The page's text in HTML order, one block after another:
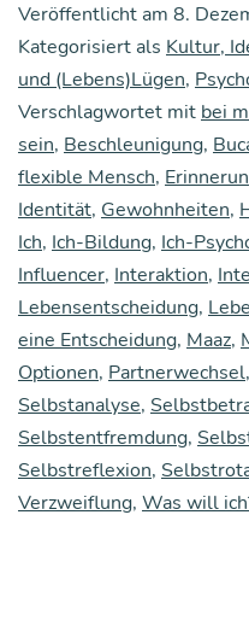
Veröffentlicht am 8.
Kategorisiert als Kultur,
und (Lebens)Lügen,
Verschlagwortet mit bei
sein, Beschleunigung,
flexible Mensch,
Identität, Gewohnheiten,
Ich, Ich-Bildung, Ich-
Influencer, Interaktion,
Lebensentscheidung,
eine Entscheidung, Maaz,
Optionen, Partnerwechsel,
Selbstanalyse,
Selbstentfremdung,
Selbstreflexion,
Verzweiflung, Was will